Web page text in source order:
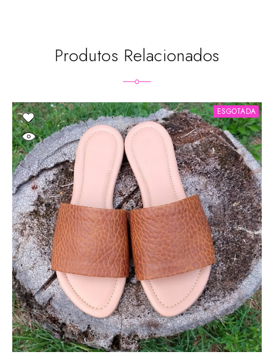
Produtos Relacionados
ESGOTADA